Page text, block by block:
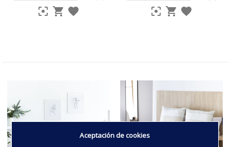
Aceptación de cookies